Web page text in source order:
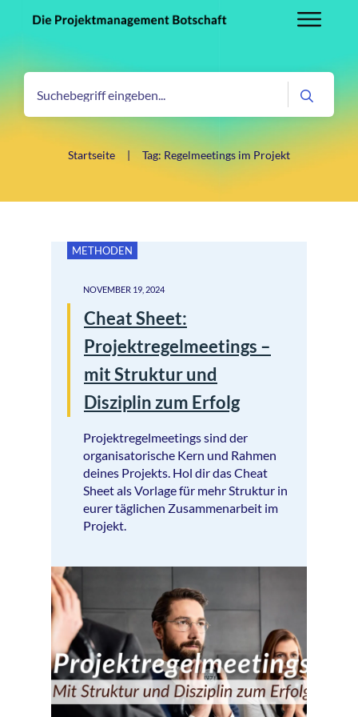
Startseite | Tag: Regelmeetings im Projekt
METHODEN
NOVEMBER 19, 2024
Cheat Sheet:
Projektregelmeetings –
mit Struktur und
Disziplin zum Erfolg
Projektregelmeetings sind der
organisatorische Kern und Rahmen
deines Projekts. Hol dir das Cheat
Sheet als Vorlage für mehr Struktur in
eurer täglichen Zusammenarbeit im
Projekt.